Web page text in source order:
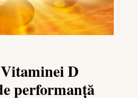
D
performanță